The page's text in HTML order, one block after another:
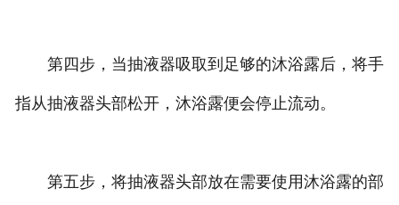
第四步，当抽液器吸取到足够的沐浴露后，将手
指从抽液器头部松开，沐浴露便会停止流动。
第五步，将抽液器头部放在需要使用沐浴露的部